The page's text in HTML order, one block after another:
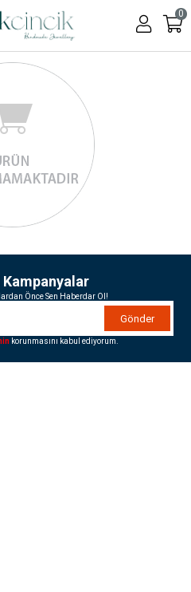
0
Önce Sen Haberdar Ol!
Gönder
korunmasını kabul ediyorum.